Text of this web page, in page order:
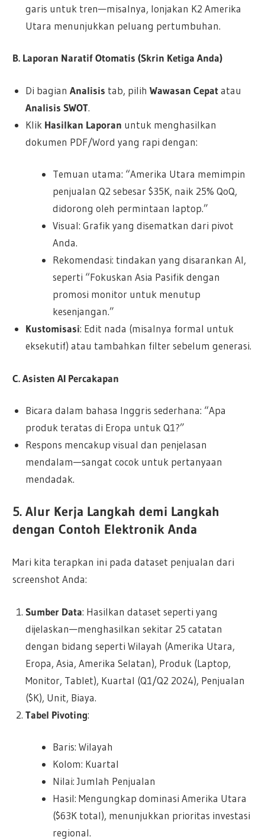
garis untuk tren—misalnya, lonjakan K2 Amerika
Utara menunjukkan peluang pertumbuhan.
B. Laporan Naratif Otomatis (Skrin Ketiga Anda)
Di bagian Analisis tab, pilih Wawasan Cepatatau
Analisis SWOT.
Klik Hasilkan Laporan untuk menghasilkan
dokumen PDF/Word yang rapi dengan:
Temuan utama: “Amerika Utara memimpin
penjualan Q2 sebesar $35K, naik 25% QoQ,
didorong oleh permintaan laptop.”
Visual: Grafik yang disematkan dari pivot
Anda.
Rekomendasi: tindakan yang disarankan AI,
seperti “Fokuskan Asia Pasifik dengan
promosi monitor untuk menutup
kesenjangan.”
Kustomisasi: Edit nada (misalnya formal untuk
eksekutif) atau tambahkan filter sebelum generasi.
C. Asisten AI Percakapan
Bicara dalam bahasa Inggris sederhana: “Apa
produk teratas di Eropa untuk Q1?”
Respons mencakup visual dan penjelasan
mendalam—sangat cocok untuk pertanyaan
mendadak.
5. Alur Kerja Langkah demi Langkah
dengan Contoh Elektronik Anda
Mari kita terapkan ini pada dataset penjualan dari
screenshot Anda:
Sumber Data: Hasilkan dataset seperti yang
dijelaskan—menghasilkan sekitar 25 catatan
dengan bidang seperti Wilayah (Amerika Utara,
Eropa, Asia, Amerika Selatan), Produk (Laptop,
Monitor, Tablet), Kuartal (Q1/Q2 2024), Penjualan
($K), Unit, Biaya.
Tabel Pivoting:
Baris: Wilayah
Kolom: Kuartal
Nilai: Jumlah Penjualan
Hasil: Mengungkap dominasi Amerika Utara
($63K total), menunjukkan prioritas investasi
regional.